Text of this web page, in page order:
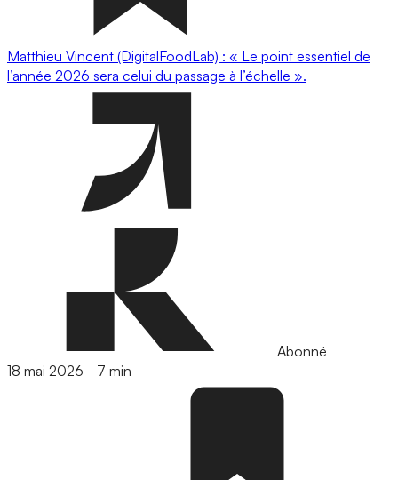
Matthieu Vincent (DigitalFoodLab) : « Le point essentiel de
l’année 2026 sera celui du passage à l’échelle ».
Abonné
18 mai 2026 - 7 min